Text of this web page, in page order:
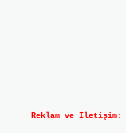
Reklam ve İletişim: